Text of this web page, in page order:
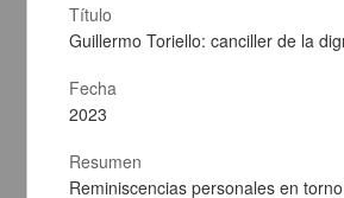
Título
Guillermo Toriello: canciller de la
Fecha
2023
Resumen
Reminiscencias personales en